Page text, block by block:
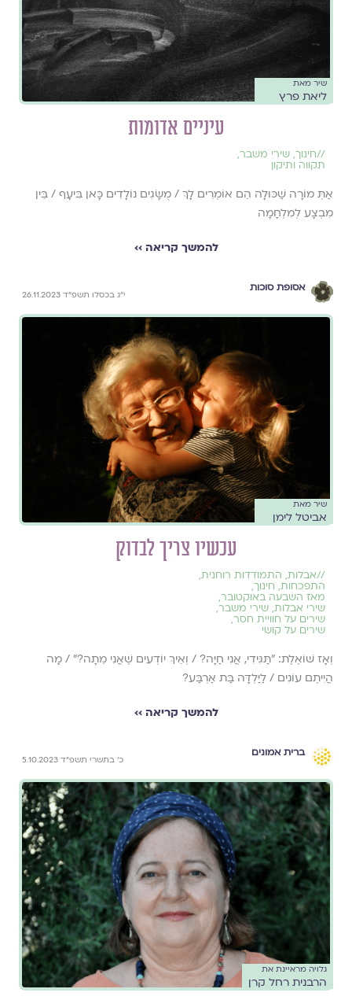
שיר מאת
ליאת פרץ
עיניים אדומות
//חינוך, שירי משבר,
תקווה ותיקון
אַתְּ מוֹרָה שַׁכּוּלָה הֵם אוֹמְרִים לָךְ / מֻשָּׂגִים נוֹלָדִים כָּאן בִּיעָף / בֵּין
מִבְצָע לְמִלְחָמָה
להמשך קריאה ››
אסופת סוכות
י״ג בכסלו תשפ״ד 26.11.2023
שיר מאת
אביטל לימן
עכשיו צריך לבדוק
//אבלות, התמודדות רוחנית,
התפכחות, חינוך,
מאז השבעה באוקטובר,
שירי אבלות, שירי משבר,
שירים על חוויית חסר,
שירים על קושי
וְאָז שׁוֹאֶלֶת: "תַּגִּידִי, אֲנִי חַיָּה? / וְאֵיךְ יוֹדְעִים שֶׁאֲנִי מֵתָה?" / מָה
הֲיִיתֶם עוֹנִים / לַיַּלְדָּה בַּת אַרְבַּע?
להמשך קריאה ››
ברית אמונים
כ׳ בתשרי תשפ״ד 5.10.2023
גלויה מראיינת את
הרבנית רחל קרן